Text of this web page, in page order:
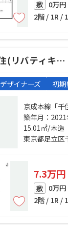
敷 0万円
2階 / 1R /
Reberty北千住(リバティキタセンジュ)
デザイナーズ 初
京成本線「千
磐線「北千住」駅
川線「荒川七
築年月：2021
15.01㎡/木造
東京都足立区
7.3万円
敷 0万円
2階 / 1R /